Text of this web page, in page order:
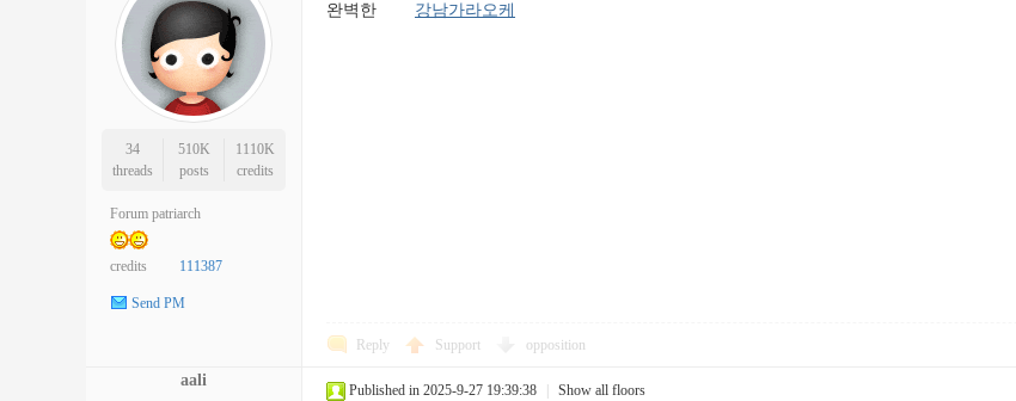
34
threads
510K
posts
1110K
credits
Forum patriarch
credits 111387
Send PM
완벽한 강남가라오케
Reply Support opposition
aali
Published in 2025-9-27 19:39:38 Show all floors